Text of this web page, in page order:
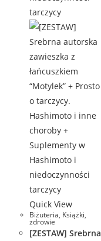
Quick View
Biżuteria, Książki,
zdrowie
[ZESTAW] Srebrna